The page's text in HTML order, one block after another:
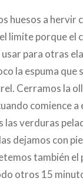
huesos a hervir
limite porque el
para otras
la espuma que
Cerramos la
comience a
las verduras
dejamos con
también el
otros 15